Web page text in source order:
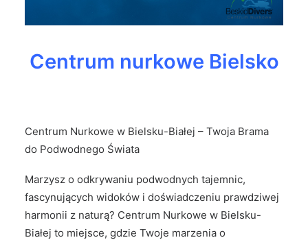
Centrum nurkowe Bielsko
Centrum Nurkowe w Bielsku-Białej – Twoja Brama
do Podwodnego Świata
Marzysz o odkrywaniu podwodnych tajemnic,
fascynujących widoków i doświadczeniu prawdziwej
harmonii z naturą? Centrum Nurkowe w Bielsku-
Białej to miejsce, gdzie Twoje marzenia o